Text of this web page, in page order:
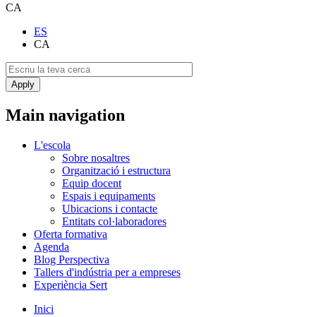
CA
ES
CA
Main navigation
L'escola
Sobre nosaltres
Organització i estructura
Equip docent
Espais i equipaments
Ubicacions i contacte
Entitats col·laboradores
Oferta formativa
Agenda
Blog Perspectiva
Tallers d'indústria per a empreses
Experiència Sert
Inici